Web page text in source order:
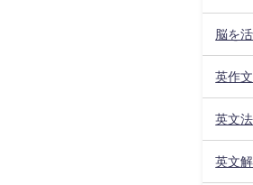
脳を
英作文
英文法
英文